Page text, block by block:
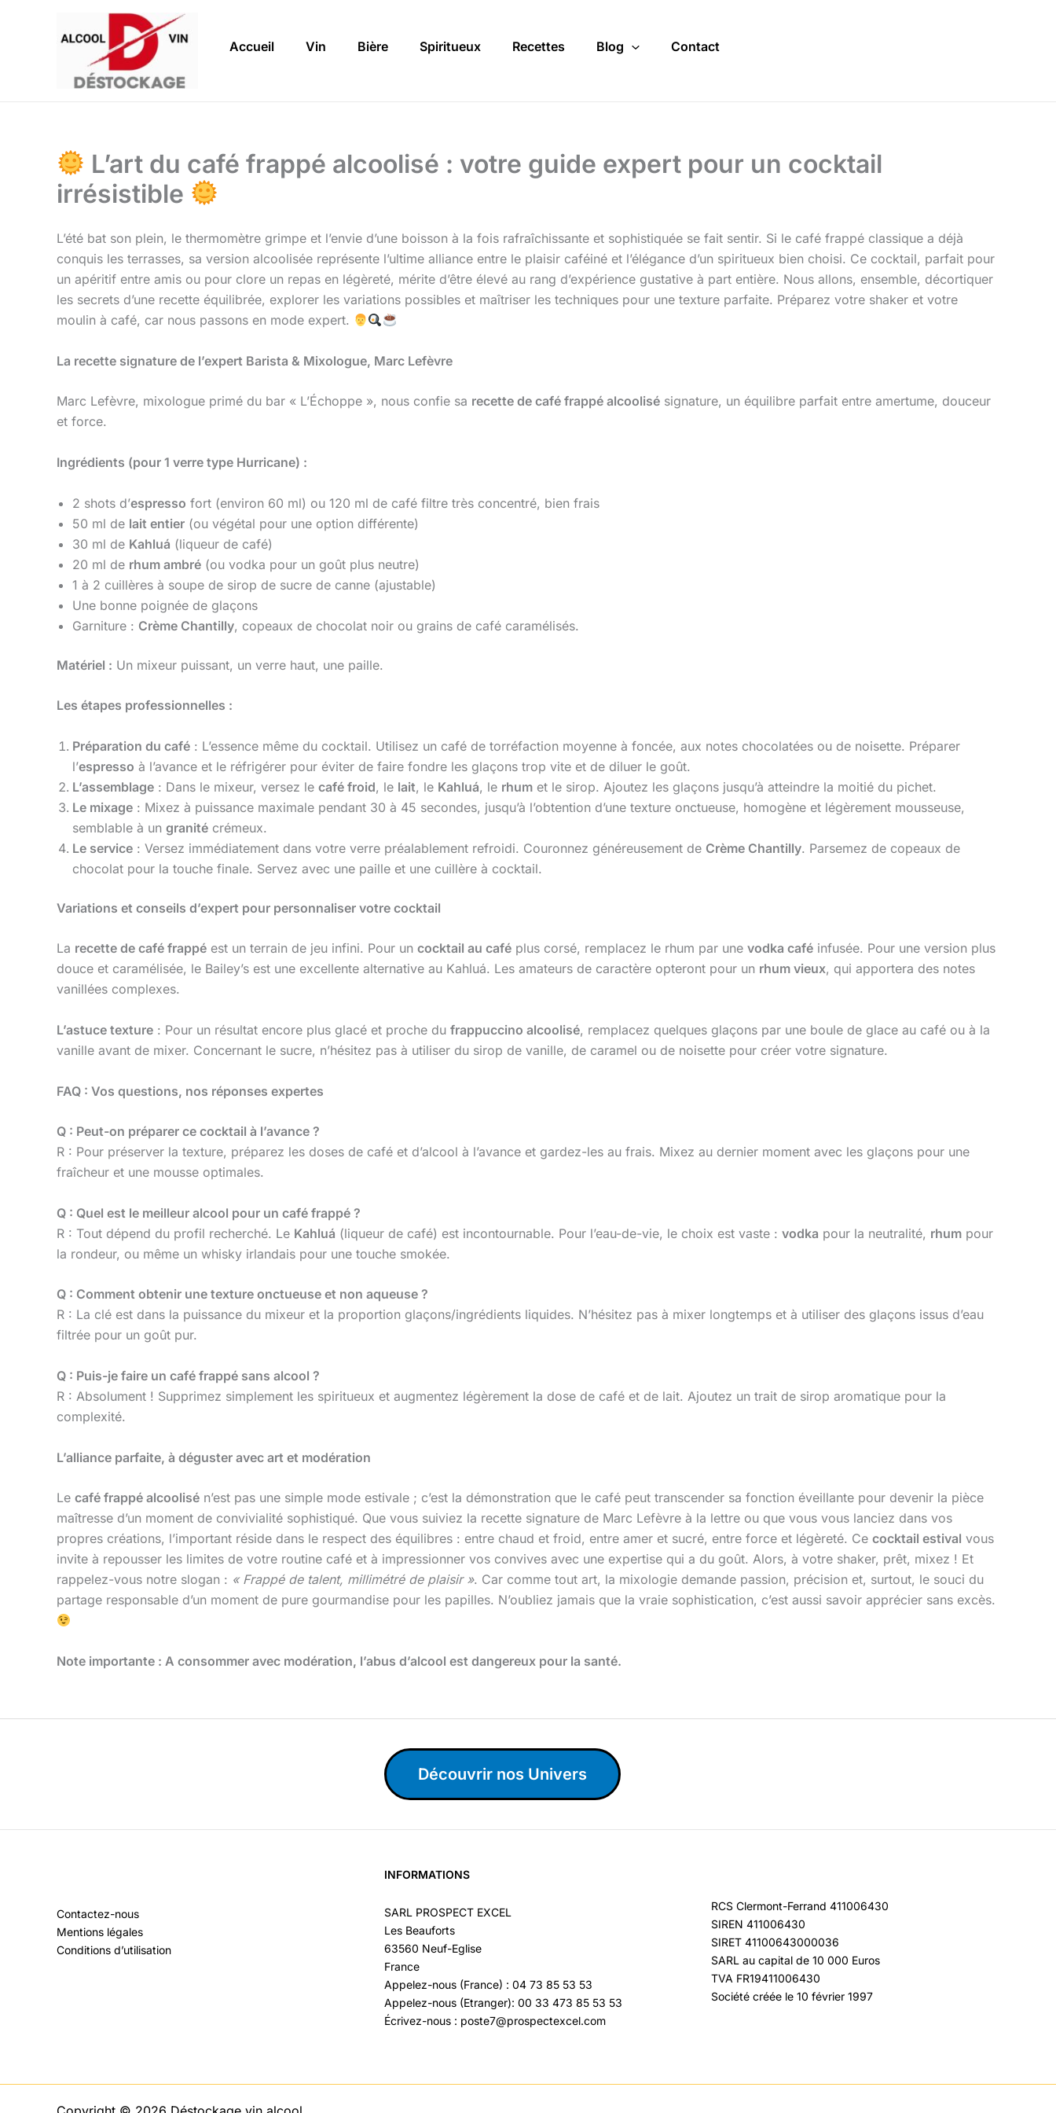
Accueil Vin Bière Spiritueux Recettes Blog Contact
L’art du café frappé alcoolisé : votre guide expert pour un cocktail
irrésistible
L’été bat son plein, le thermomètre grimpe et l’envie d’une boisson à la fois rafraîchissante et sophistiquée se fait sentir. Si le café frappé classique a déjà
conquis les terrasses, sa version alcoolisée représente l’ultime alliance entre le plaisir caféiné et l’élégance d’un spiritueux bien choisi. Ce cocktail, parfait pour
un apéritif entre amis ou pour clore un repas en légèreté, mérite d’être élevé au rang d’expérience gustative à part entière. Nous allons, ensemble, décortiquer
les secrets d’une recette équilibrée, explorer les variations possibles et maîtriser les techniques pour une texture parfaite. Préparez votre shaker et votre
moulin à café, car nous passons en mode expert.
La recette signature de l’expert Barista & Mixologue, Marc Lefèvre
Marc Lefèvre, mixologue primé du bar « L’Échoppe », nous confie sa recette de café frappé alcoolisé signature, un équilibre parfait entre amertume, douceur
et force.
Ingrédients (pour 1 verre type Hurricane) :
2 shots d’espresso fort (environ 60 ml) ou 120 ml de café filtre très concentré, bien frais
50 ml de lait entier (ou végétal pour une option différente)
30 ml de Kahluá (liqueur de café)
20 ml de rhum ambré (ou vodka pour un goût plus neutre)
1 à 2 cuillères à soupe de sirop de sucre de canne (ajustable)
Une bonne poignée de glaçons
Garniture : Crème Chantilly, copeaux de chocolat noir ou grains de café caramélisés.
Matériel : Un mixeur puissant, un verre haut, une paille.
Les étapes professionnelles :
Préparation du café : L’essence même du cocktail. Utilisez un café de torréfaction moyenne à foncée, aux notes chocolatées ou de noisette. Préparer
l’espresso à l’avance et le réfrigérer pour éviter de faire fondre les glaçons trop vite et de diluer le goût.
L’assemblage : Dans le mixeur, versez le café froid, le lait, le Kahluá, le rhum et le sirop. Ajoutez les glaçons jusqu’à atteindre la moitié du pichet.
Le mixage : Mixez à puissance maximale pendant 30 à 45 secondes, jusqu’à l’obtention d’une texture onctueuse, homogène et légèrement mousseuse,
semblable à un granité crémeux.
Le service : Versez immédiatement dans votre verre préalablement refroidi. Couronnez généreusement de Crème Chantilly. Parsemez de copeaux de
chocolat pour la touche finale. Servez avec une paille et une cuillère à cocktail.
Variations et conseils d’expert pour personnaliser votre cocktail
La recette de café frappé est un terrain de jeu infini. Pour un cocktail au café plus corsé, remplacez le rhum par une vodka café infusée. Pour une version plus
douce et caramélisée, le Bailey’s est une excellente alternative au Kahluá. Les amateurs de caractère opteront pour un rhum vieux, qui apportera des notes
vanillées complexes.
L’astuce texture : Pour un résultat encore plus glacé et proche du frappuccino alcoolisé, remplacez quelques glaçons par une boule de glace au café ou à la
vanille avant de mixer. Concernant le sucre, n’hésitez pas à utiliser du sirop de vanille, de caramel ou de noisette pour créer votre signature.
FAQ : Vos questions, nos réponses expertes
Q : Peut-on préparer ce cocktail à l’avance ?
R : Pour préserver la texture, préparez les doses de café et d’alcool à l’avance et gardez-les au frais. Mixez au dernier moment avec les glaçons pour une
fraîcheur et une mousse optimales.
Q : Quel est le meilleur alcool pour un café frappé ?
R : Tout dépend du profil recherché. Le Kahluá (liqueur de café) est incontournable. Pour l’eau-de-vie, le choix est vaste : vodka pour la neutralité, rhum pour
la rondeur, ou même un whisky irlandais pour une touche smokée.
Q : Comment obtenir une texture onctueuse et non aqueuse ?
R : La clé est dans la puissance du mixeur et la proportion glaçons/ingrédients liquides. N’hésitez pas à mixer longtemps et à utiliser des glaçons issus d’eau
filtrée pour un goût pur.
Q : Puis-je faire un café frappé sans alcool ?
R : Absolument ! Supprimez simplement les spiritueux et augmentez légèrement la dose de café et de lait. Ajoutez un trait de sirop aromatique pour la
complexité.
L’alliance parfaite, à déguster avec art et modération
Le café frappé alcoolisé n’est pas une simple mode estivale ; c’est la démonstration que le café peut transcender sa fonction éveillante pour devenir la pièce
maîtresse d’un moment de convivialité sophistiqué. Que vous suiviez la recette signature de Marc Lefèvre à la lettre ou que vous vous lanciez dans vos
propres créations, l’important réside dans le respect des équilibres : entre chaud et froid, entre amer et sucré, entre force et légèreté. Ce cocktail estival vous
invite à repousser les limites de votre routine café et à impressionner vos convives avec une expertise qui a du goût. Alors, à votre shaker, prêt, mixez ! Et
rappelez-vous notre slogan : « Frappé de talent, millimétré de plaisir ». Car comme tout art, la mixologie demande passion, précision et, surtout, le souci du
partage responsable d’un moment de pure gourmandise pour les papilles. N’oubliez jamais que la vraie sophistication, c’est aussi savoir apprécier sans excès.
Note importante : A consommer avec modération, l’abus d’alcool est dangereux pour la santé.
Découvrir nos Univers
Contactez-nous
Mentions légales
Conditions d’utilisation
INFORMATIONS
SARL PROSPECT EXCEL
Les Beauforts
63560 Neuf-Eglise
France
Appelez-nous (France) : 04 73 85 53 53
Appelez-nous (Etranger): 00 33 473 85 53 53
Écrivez-nous : poste7@prospectexcel.com
RCS Clermont-Ferrand 411006430
SIREN 411006430
SIRET 41100643000036
SARL au capital de 10 000 Euros
TVA FR19411006430
Société créée le 10 février 1997